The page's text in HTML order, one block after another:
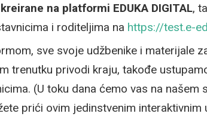
na platformi EDUKA DIGITAL,
i roditeljima na https://test.e-
sve svoje udžbenike i materijale
trenutku privodi kraju, takođe
(U toku dana ćemo vas na našem
prići ovim jedinstvenim interaktivnim